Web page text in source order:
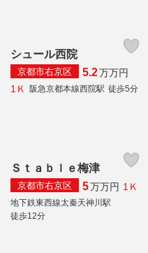
シュール西院
京都市右京区 5.2万万円
1Ｋ
阪急京都本線西院駅 徒歩5分
Ｓｔａｂｌｅ梅津
京都市右京区 5万万円 1Ｋ
地下鉄東西線太秦天神川駅
徒歩12分